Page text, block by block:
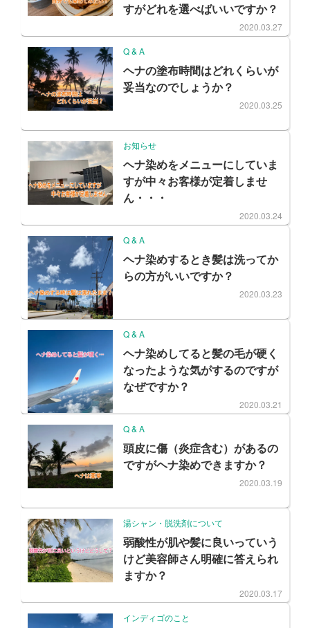
すがどれを選べばいいですか？
2020.03.27
Q & A
ヘナの塗布時間はどれくらいが
妥当なのでしょうか？
2020.03.25
お知らせ
ヘナ染めをメニューにしていま
すが中々お客様が定着しませ
ん・・・
2020.03.24
Q & A
ヘナ染めするとき髪は洗ってか
らの方がいいですか？
2020.03.23
Q & A
ヘナ染めしてると髪の毛が硬く
なったような気がするのですが
なぜですか？
2020.03.21
Q & A
頭皮に傷（炎症含む）があるの
ですがヘナ染めできますか？
2020.03.19
湯シャン・脱洗剤について
弱酸性が肌や髪に良いっていう
けど美容師さん明確に答えられ
ますか？
2020.03.17
インディゴのこと